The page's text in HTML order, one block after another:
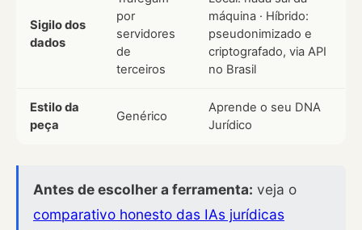
Sigilo dos
dados
por
servidores
de
terceiros
máquina · Híbrido:
pseudonimizado e
criptografado, via API
no Brasil
Estilo da
peça
Genérico
Aprende o seu DNA
Jurídico
Antes de escolher a ferramenta: veja o
comparativo honesto das IAs jurídicas